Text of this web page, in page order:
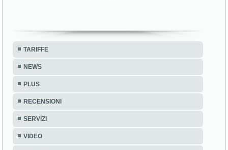
TARIFFE
NEWS
PLUS
RECENSIONI
SERVIZI
VIDEO